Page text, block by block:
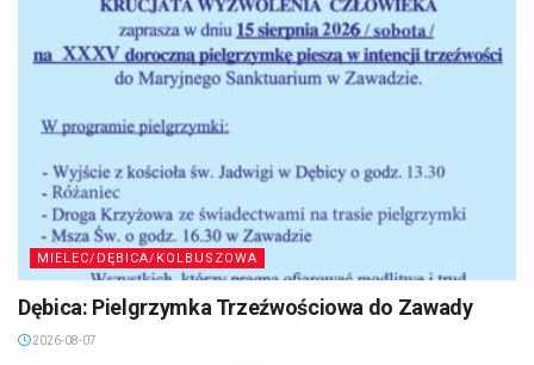
MIELEC/DĘBICA/KOLBUSZOWA
Dębica: Pielgrzymka Trzeźwościowa do Zawady
2026-08-07